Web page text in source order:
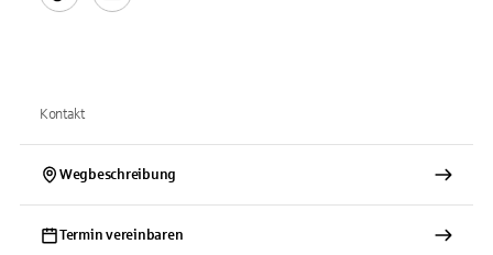
Kontakt
Wegbeschreibung
Termin vereinbaren